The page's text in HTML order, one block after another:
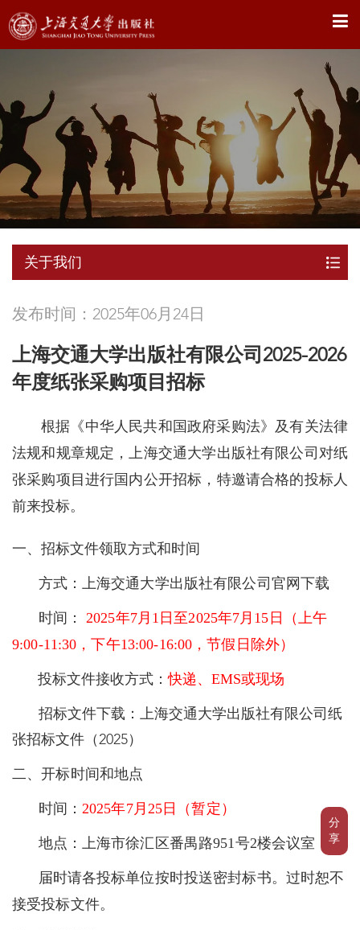
X
分
享
关于我们
发布时间：2025年06月24日
上海交通大学出版社有限公司2025-2026
年度纸张采购项目招标
根据《中华人民共和国政府采购法》及有关法律
法规和规章规定，上海交通大学出版社有限公司对纸
张采购项目进行国内公开招标，特邀请合格的投标人
前来投标。
一、招标文件领取方式和时间
方式：上海交通大学出版社有限公司官网下载
时间：
2025年7月1日至2025年7月15日（上午
9:00-11:30，下午13:00-16:00，节假日除外）
投标文件接收方式：快递、 EMS或现场
招标文件下载：上海交通大学出版社有限公司纸
张招标文件（2025）
二、开标时间和地点
时间： 2025年7月25日（暂定）
地点：上海市徐汇区番禺路951号2楼会议室
届时请各投标单位按时投送密封标书。过时恕不
接受投标文件。